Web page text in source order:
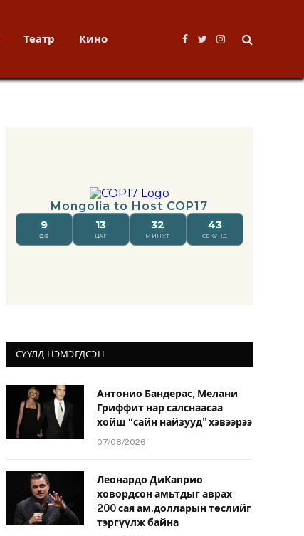
Театр Кино
Facebook
TwitterInstagram
СҮҮЛД НЭМЭГДСЭН
Антонио Бандерас, Мелани
Гриффит нар салснаасаа
хойш “сайн найзууд” хэвээрээ
07/08/2026
Леонардо ДиКаприо
ховордсон амьтдыг аврах
200 сая ам.долларын төслийг
тэргүүлж байна